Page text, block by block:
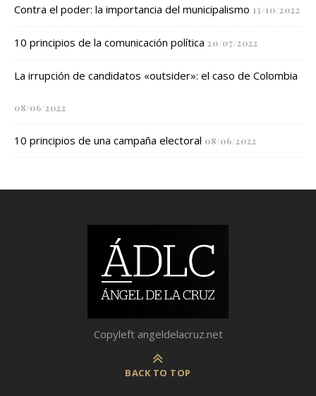
Contra el poder: la importancia del municipalismo 13/10/2022
10 principios de la comunicación política 20/07/2022
La irrupción de candidatos «outsider»: el caso de Colombia
08/06/2022
10 principios de una campaña electoral 08/06/2022
Copyleft angeldelacruz.net
BACK TO TOP